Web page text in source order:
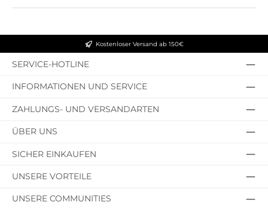
Kostenloser Versand ab 150€
SERVICE-HOTLINE
INFORMATIONEN UND SERVICE
ZAHLUNGS- UND VERSANDARTEN
ÜBER UNS
SICHER EINKAUFEN
UNSERE VORTEILE
UNSERE COMMUNITIES